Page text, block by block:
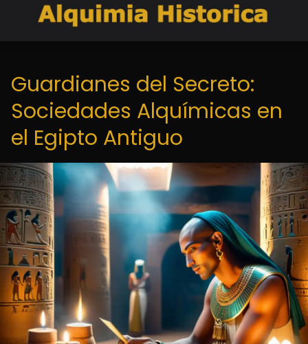
Guardianes del Secreto:
Sociedades Alquímicas en
el Egipto Antiguo